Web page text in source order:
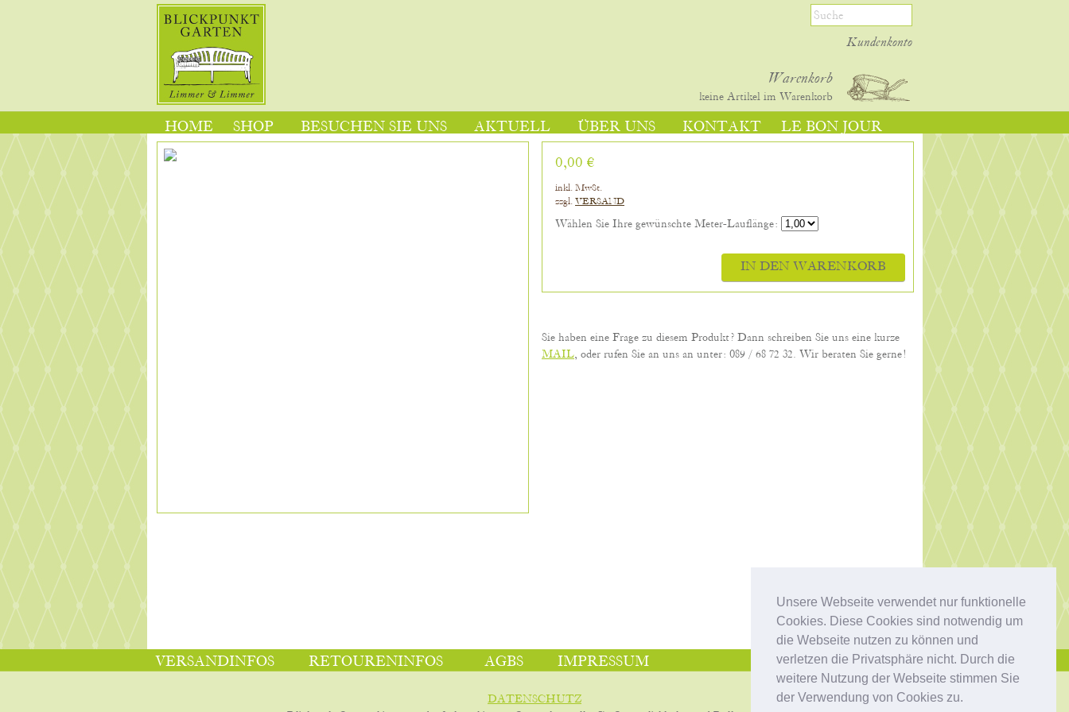
Unsere Webseite verwendet nur funktionelle
Cookies. Diese Cookies sind notwendig um
die Webseite nutzen zu können und
verletzen die Privatsphäre nicht. Durch die
weitere Nutzung der Webseite stimmen Sie
der Verwendung von Cookies zu.
Kundenkonto
Warenkorb
keine Artikel im Warenkorb
HOME SHOP BESUCHEN SIE UNS AKTUELL ÜBER UNS KONTAKT LE BON JOUR
0,00 €
inkl. MwSt.
zzgl. VERSAND
Wählen Sie Ihre gewünschte Meter-Lauflänge:
IN DEN WARENKORB
Sie haben eine Frage zu diesem Produkt? Dann schreiben Sie uns eine kurze
MAIL, oder rufen Sie an uns an unter: 089 / 68 72 32. Wir beraten Sie gerne!
VERSANDINFOS RETOURENINFOS AGBS IMPRESSUM
DATENSCHUTZ